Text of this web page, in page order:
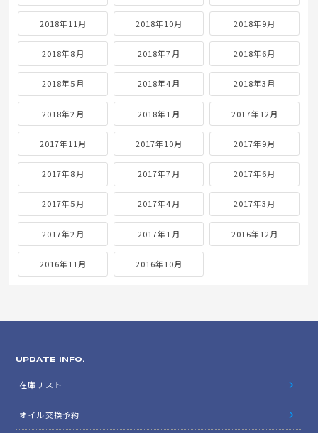
2018年11月 2018年10月 2018年9月
2018年8月 2018年7月 2018年6月
2018年5月 2018年4月 2018年3月
2018年2月 2018年1月 2017年12月
2017年11月 2017年10月 2017年9月
2017年8月 2017年7月 2017年6月
2017年5月 2017年4月 2017年3月
2017年2月 2017年1月 2016年12月
2016年11月 2016年10月
UPDATE INFO.
在庫リスト
オイル交換予約